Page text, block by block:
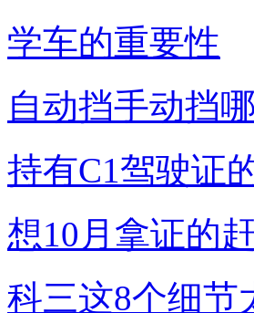
学车的重要性
自动挡手动挡
持有C1驾驶证
想10月拿证的
科三这8个细节